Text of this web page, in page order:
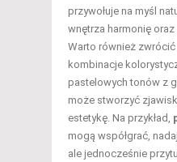
przywołuje na myśl
wnętrza harmonię oraz
Warto również
kombinacje
pastelowych tonów z
może stworzyć
estetykę. Na przykład,
mogą współgrać,
ale jednocześnie